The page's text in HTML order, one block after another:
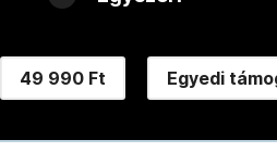
49 990 Ft Egyedi